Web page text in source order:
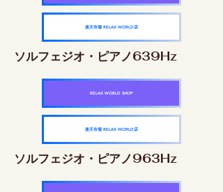
楽天市場 RELAX WORLD店
ソルフェジオ・ピアノ639Hz
RELAX WORLD SHOP
楽天市場 RELAX WORLD店
ソルフェジオ・ピアノ963Hz